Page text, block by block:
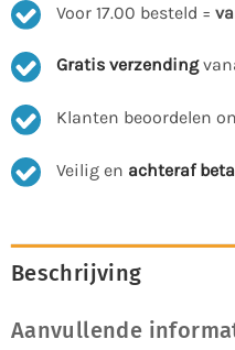
Voor 17.00 besteld =
Gratis verzending
Klanten beoordelen
Veilig en achteraf
Beschrijving
Aanvullende